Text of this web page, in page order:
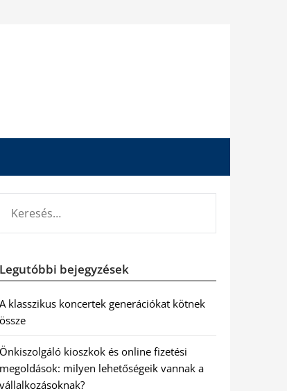
Legutóbbi bejegyzések
A klasszikus koncertek generációkat kötnek
össze
Önkiszolgáló kioszkok és online fizetési
megoldások: milyen lehetőségeik vannak a
vállalkozásoknak?